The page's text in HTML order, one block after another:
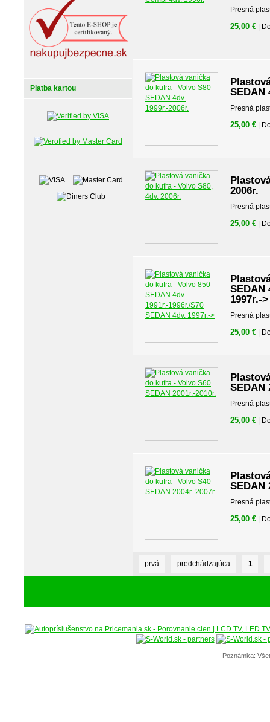
Platba kartou
Presná
25,00 € |
SEDAN
Presná
25,00 € |
2006r.
Presná
25,00 € |
SEDAN
1997r.->
Presná
25,00 € |
SEDAN
Presná
25,00 € |
SEDAN
Presná
25,00 € |
prvá predchádzajúca 1
Poznámka: